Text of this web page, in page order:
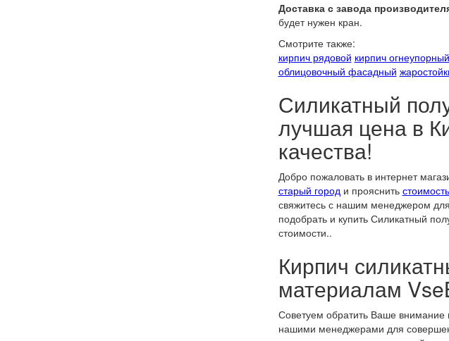
Доставка с завода
будет нужен кран.
Смотрите также:
кирпич рядовой кирпич огнеупорный
облицовочный фасадный
Силикатный
лучшая цена в
качества!
Добро пожаловать в интернет
старый городи прояснить
свяжитесь с нашим менеджером
подобрать и купить Силикатный
стоимости..
Кирпич
материалам
Советуем обратить Ваше внимание
нашими менеджерами для